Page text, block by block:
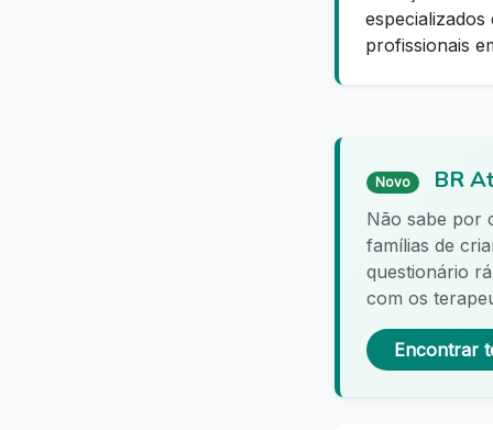
profissionais
Novo BR
Não sabe por
famílias de
questionário
com os
Encontrar